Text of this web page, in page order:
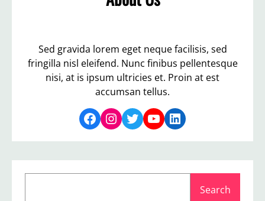
Sed gravida lorem eget neque facilisis, sed
fringilla nisl eleifend. Nunc finibus pellentesque
nisi, at is ipsum ultricies et. Proin at est
accumsan tellus.
Facebook Instagram Twitter YouTube LinkedIn
Search